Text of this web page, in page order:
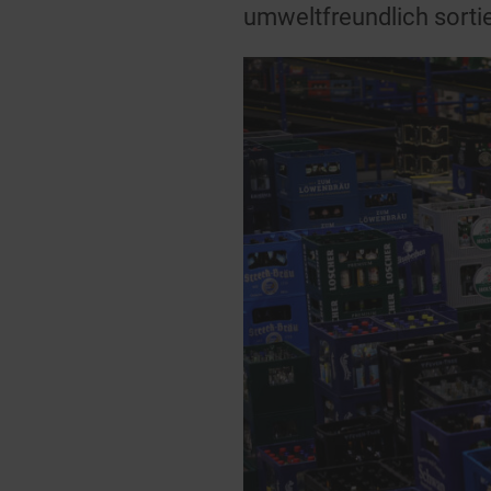
umweltfreundlich